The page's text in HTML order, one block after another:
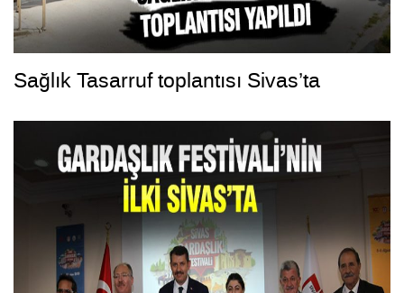
Sağlık Tasarruf toplantısı Sivas’ta